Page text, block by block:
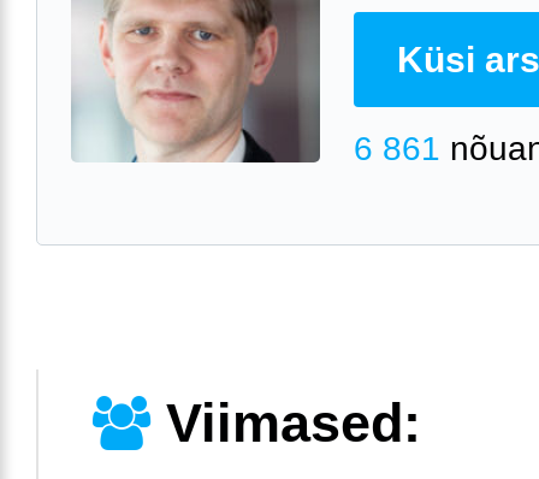
Küsi
6 861
Viimased: